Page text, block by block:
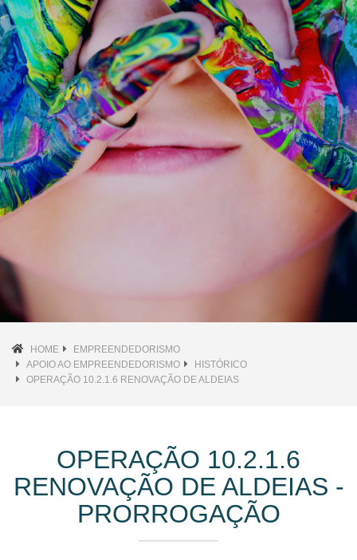
HOME
EMPREENDEDORISMO
APOIO AO EMPREENDEDORISMO
HISTÓRICO
OPERAÇÃO 10.2.1.6 RENOVAÇÃO DE ALDEIAS
OPERAÇÃO 10.2.1.6
RENOVAÇÃO DE ALDEIAS -
PRORROGAÇÃO